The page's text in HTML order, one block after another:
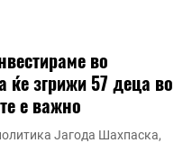
во
ќе згрижи 57 деца во
е важно
Јагода Шахпаска,